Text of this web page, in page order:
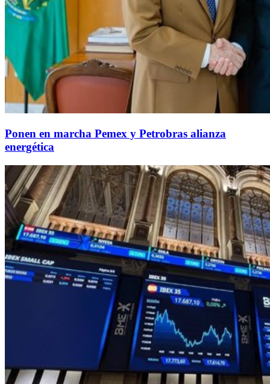
Ponen en marcha Pemex y Petrobras alianza
energética